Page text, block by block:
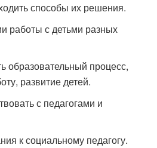
способы их решения.
работы с детьми разных
образовательный процесс,
развитие детей.
с педагогами и
к социальному педагогу.